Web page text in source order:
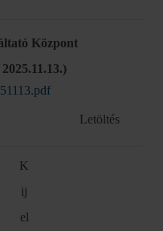
Központ
Letöltés
K
ij
el